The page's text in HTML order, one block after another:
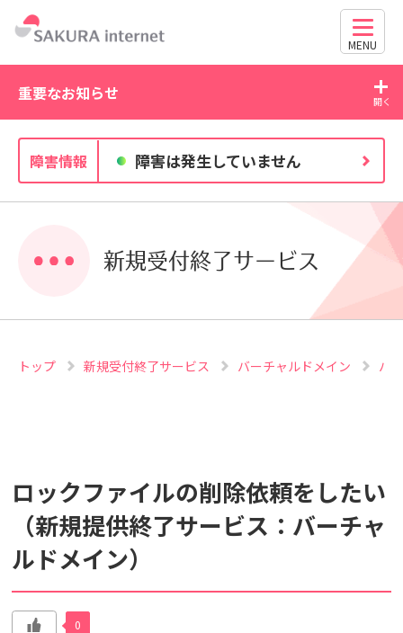
MENU
すべて
サポート情報
よくあるご質問
動画マニュアル
個人情報保護のため、お名前や連絡先、会員IDを入力しないでください。
サイト内検索について
重要なお知らせ
2026/07/27
独自ドメイン、SSL証明書の有効期限と更新方法に関す
障害情報 障害は発生していません
新規受付終了サービス
トップ 新規受付終了サービス バーチャルドメイン バ
ロックファイルの削除依頼をしたい
（新規提供終了サービス：バーチャ
ルドメイン）
0